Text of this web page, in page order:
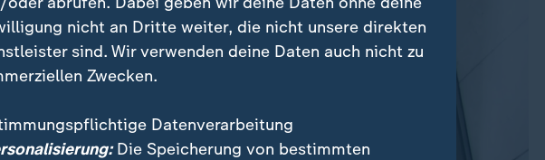
nicht an Dritte weiter, die nicht unsere direkten
sind. Wir verwenden deine Daten auch nicht zu
Zwecken.
Datenverarbeitung
Die Speicherung von bestimmten